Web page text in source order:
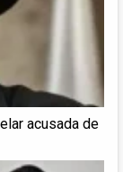
acusada de